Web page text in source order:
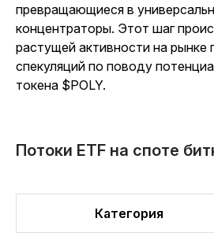
превращающиеся в
концентраторы. Этот шаг
растущей активности на рынке
спекуляций по поводу
токена $POLY.
Потоки ETF на споте
Категория